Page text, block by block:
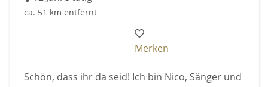
ca. 51 km entfernt
Merken
Schön, dass ihr da seid! Ich bin Nico, Sänger und